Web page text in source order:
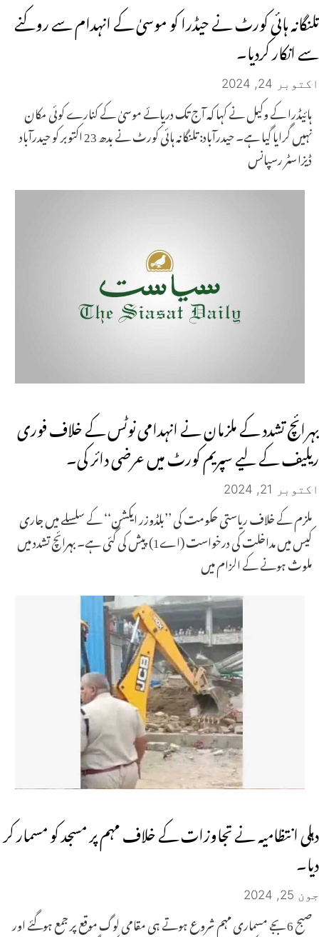
تلنگانہ ہائی کورٹ نے حیڈرا کو موسیٰ کے انہدام سے روکنے
سے انکار کردیا۔
اکتوبر 24, 2024
ہائیڈرا کے وکیل نے کہا کہ آج تک دریائے موسیٰ کے کنارے کوئی مکان
نہیں گرایا گیا ہے۔ حیدرآباد: تلنگانہ ہائی کورٹ نے بدھ 23 اکتوبر کو حیدرآباد
ڈیزاسٹر رسپانس
بہرائچ تشدد کے ملزمان نے انہدامی نوٹس کے خلاف فوری
ریلیف کے لیے سپریم کورٹ میں عرضی دائر کی۔
اکتوبر 21, 2024
ملزم کے خلاف ریاستی حکومت کی ’’بلڈوزر ایکشن‘‘ کے سلسلے میں جاری
کیس میں مداخلت کی درخواست (اے1) پیش کی گئی ہے۔ بہرائچ تشدد میں
ملوث ہونے کے الزام میں
دہلی انتظامیہ نے تجاوزات کے خلاف مہم پر مسجد کو مسمار کر
دیا۔
جون 25, 2024
صبح 6 بجے مسماری مہم شروع ہوتے ہی مقامی لوگ موقع پر جمع ہوگئے اور